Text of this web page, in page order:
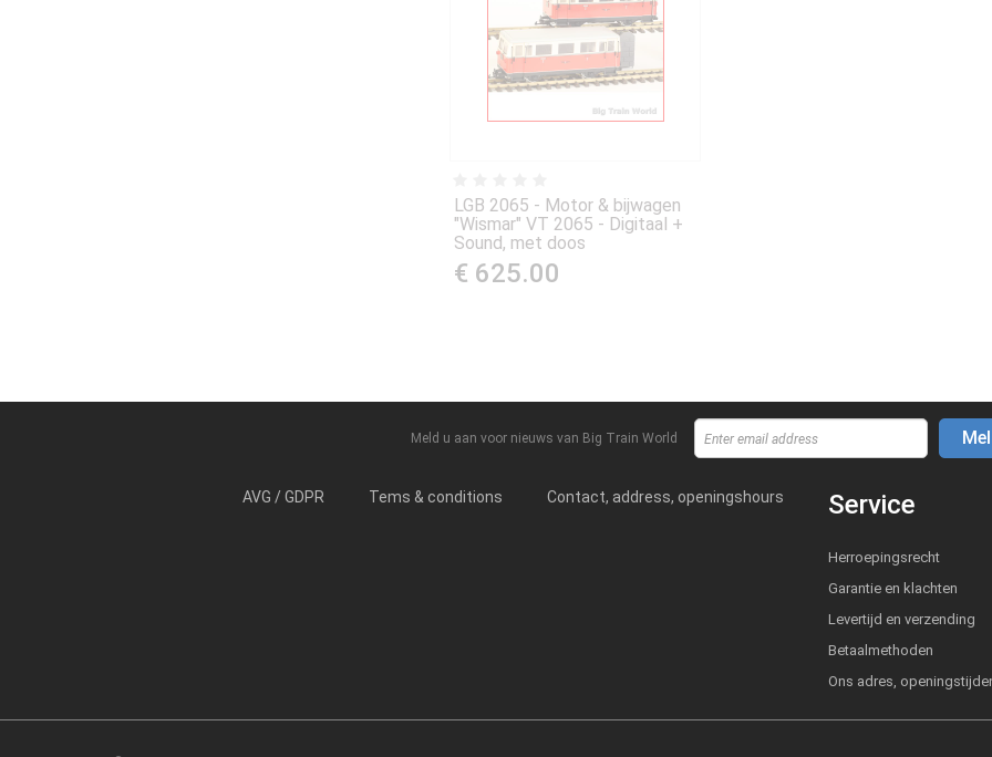
LGB 2065 - Motor & bijwagen
"Wismar" VT 2065 - Digitaal +
Sound, met doos
€ 625.00
Meld u aan voor nieuws van Big Train World
AVG / GDPR Tems & conditions Contact, address, openingshours Service
Herroepingsrecht
Garantie en klachten
Levertijd en verzending
Betaalmethoden
Ons adres,